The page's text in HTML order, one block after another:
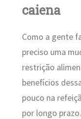
caiena
Como a gente
preciso uma
restrição
benefícios
pouco na
por longo prazo.